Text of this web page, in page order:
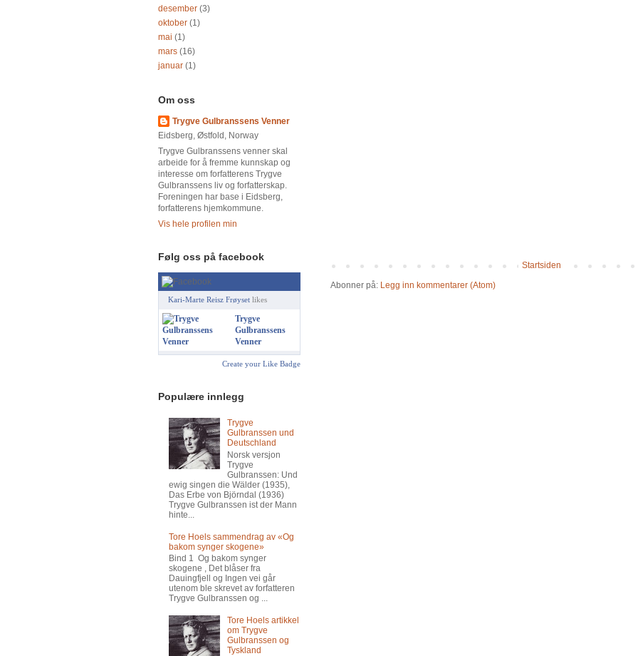
Startsiden
Abonner på: Legg inn kommentarer (Atom)
desember (3)
oktober (1)
mai (1)
mars (16)
januar (1)
Om oss
Trygve Gulbranssens Venner
Eidsberg, Østfold, Norway
Trygve Gulbranssens venner skal
arbeide for å fremme kunnskap og
interesse om forfatterens Trygve
Gulbranssens liv og forfatterskap.
Foreningen har base i Eidsberg,
forfatterens hjemkommune.
Vis hele profilen min
Følg oss på facebook
Kari-Marte Reisz Frøyset likes
Trygve
Gulbranssens
Venner
Create your Like Badge
Populære innlegg
Trygve
Gulbranssen und
Deutschland
Norsk versjon
Trygve
Gulbranssen: Und
ewig singen die Wälder (1935),
Das Erbe von Björndal (1936)
Trygve Gulbranssen ist der Mann
hinte...
Tore Hoels sammendrag av «Og
bakom synger skogene»
Bind 1 Og bakom synger
skogene , Det blåser fra
Dauingfjell og Ingen vei går
utenom ble skrevet av forfatteren
Trygve Gulbranssen og ...
Tore Hoels artikkel
om Trygve
Gulbranssen og
Tyskland